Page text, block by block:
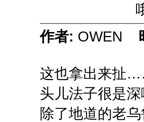
哦也... 回
作者: OWEN
这也拿出来扯
头儿法子很是深
除了地道的老